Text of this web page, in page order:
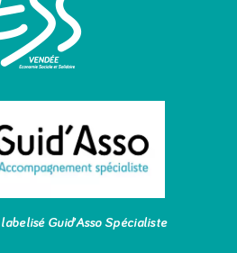
Guid’Asso Spécialiste